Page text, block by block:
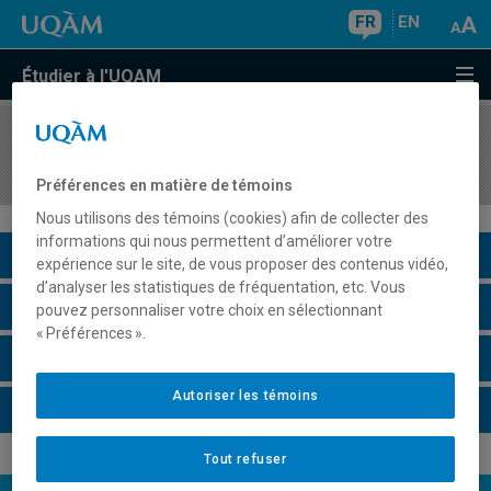
FR EN
Étudier à l'UQAM
COURS//
Description du cours
Horaire - Été 2026
Préférences en matière de témoins
Nous utilisons des témoins (cookies) afin de collecter des
informations qui nous permettent d’améliorer votre
expérience sur le site, de vous proposer des contenus vidéo,
d’analyser les statistiques de fréquentation, etc. Vous
pouvez personnaliser votre choix en sélectionnant
« Préférences ».
Tout refuser
Autoriser les témoins